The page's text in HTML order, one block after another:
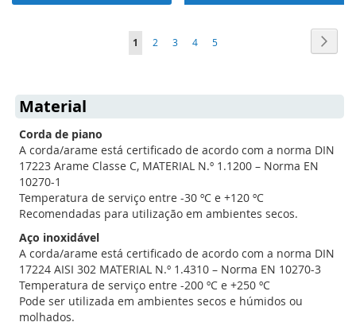
Página
Está
a
1 Página
2 Página
3 Página
4 Página
5
Material
Corda de piano
A corda/arame está certificado de acordo com a norma DIN
17223 Arame Classe C, MATERIAL N.º 1.1200 – Norma EN
10270-1
Temperatura de serviço entre -30 ºC e +120 ºC
Recomendadas para utilização em ambientes secos.
Aço inoxidável
A corda/arame está certificado de acordo com a norma DIN
17224 AISI 302 MATERIAL N.º 1.4310 – Norma EN 10270-3
Temperatura de serviço entre -200 ºC e +250 ºC
Pode ser utilizada em ambientes secos e húmidos ou
molhados.